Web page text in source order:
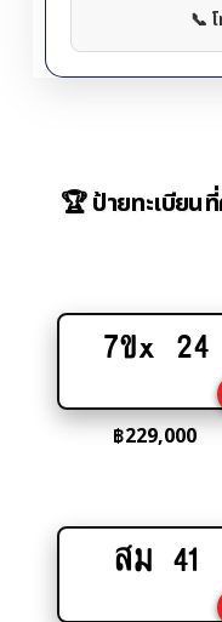
📞
🏆 ป้ายทะเบียน
Add
cart
7ขx 24
฿229,000
cart
สม 41